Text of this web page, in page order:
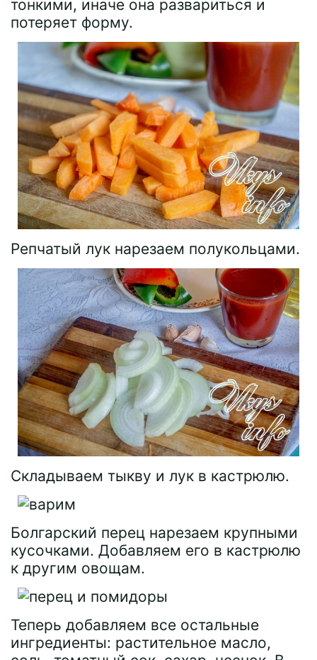
тонкими, иначе она развариться и
потеряет форму.
Репчатый лук нарезаем полукольцами.
Складываем тыкву и лук в кастрюлю.
Болгарский перец нарезаем крупными
кусочками. Добавляем его в кастрюлю
к другим овощам.
Теперь добавляем все остальные
ингредиенты: растительное масло,